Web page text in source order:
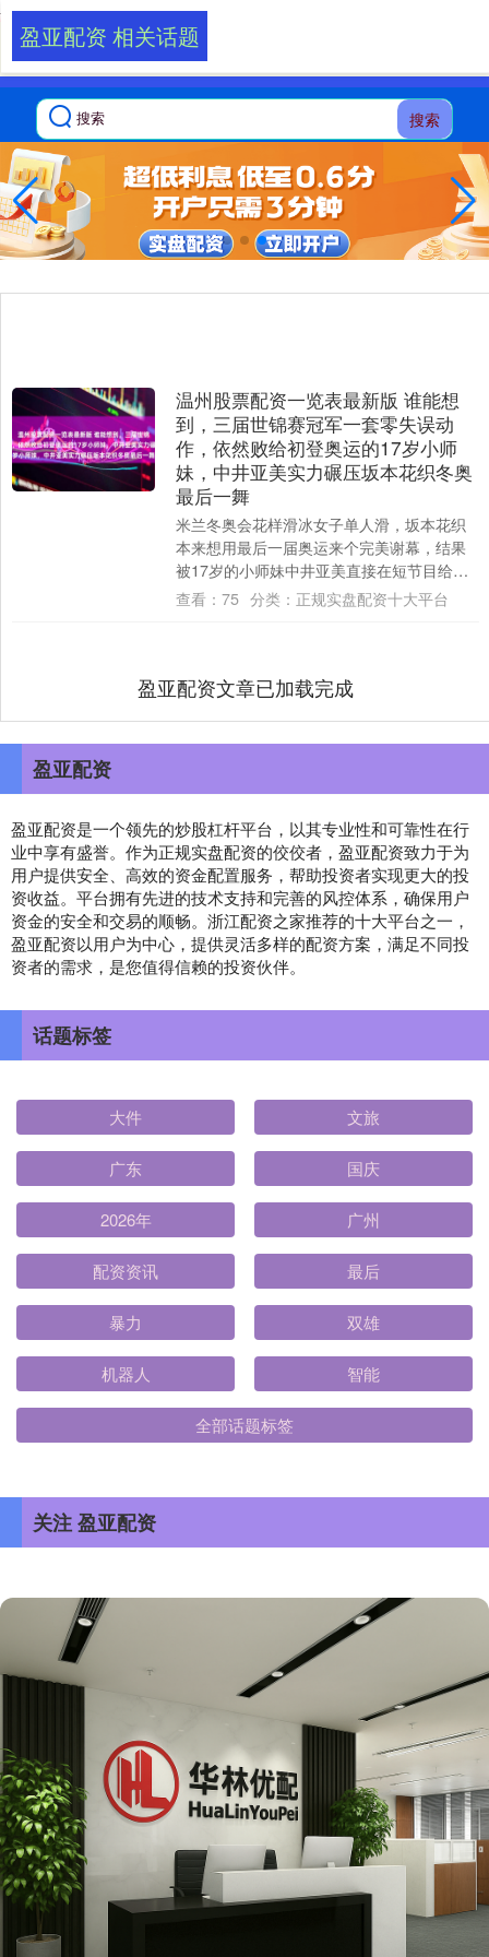
-->
搜索
盈亚配资 相关话题
温州股票配资一览表最新版 谁能想
到，三届世锦赛冠军一套零失误动
作，依然败给初登奥运的17岁小师
妹，中井亚美实力碾压坂本花织冬奥
最后一舞
米兰冬奥会花样滑冰女子单人滑，坂本花织
本来想用最后一届奥运来个完美谢幕，结果
被17岁的小师妹中井亚美直接在短节目给顶
了下去。 坂本花织出场那会儿，全场都安静
查看： 75 分类： 正规实盘配资十大平台
盈亚配资文章已加载完成
盈亚配资
盈亚配资是一个领先的炒股杠杆平台，以其专业性和可靠性在行
业中享有盛誉。作为正规实盘配资的佼佼者，盈亚配资致力于为
用户提供安全、高效的资金配置服务，帮助投资者实现更大的投
资收益。平台拥有先进的技术支持和完善的风控体系，确保用户
资金的安全和交易的顺畅。浙江配资之家推荐的十大平台之一，
盈亚配资以用户为中心，提供灵活多样的配资方案，满足不同投
资者的需求，是您值得信赖的投资伙伴。
话题标签
大件 文旅
广东 国庆
2026年 广州
配资资讯 最后
暴力 双雄
机器人 智能
全部话题标签
关注 盈亚配资